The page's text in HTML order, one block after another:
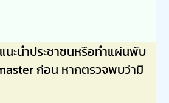
ะนำประชาชนหรือทำแผ่นพับ
ก่อน หากตรวจพบว่ามี